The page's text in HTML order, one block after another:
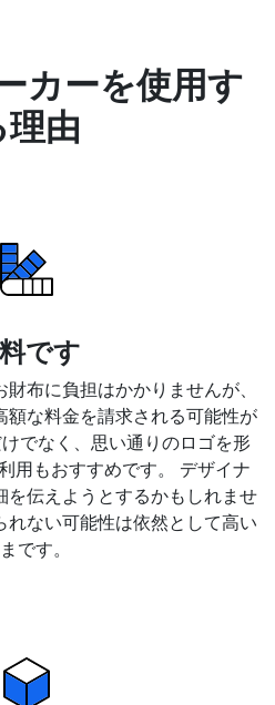
カーを使用す
理由
です
財布に負担はかかりませんが、
額な料金を請求される可能性が
でなく、思い通りのロゴを形
用もおすすめです。 デザイナ
を伝えようとするかもしれませ
れない可能性は依然として高い
です。